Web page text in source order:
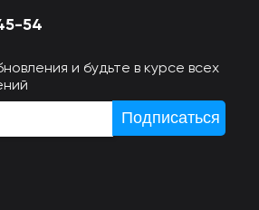
54
и будьте в курсе всех